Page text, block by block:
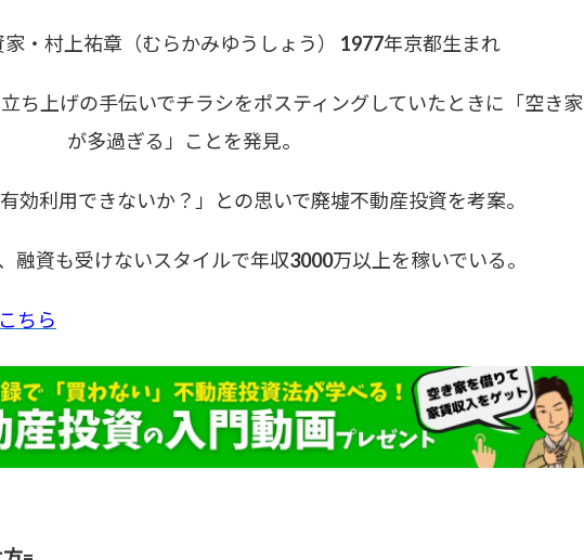
・村上祐章（むらかみゆうしょう） 1977年京都生まれ
ち上げの手伝いでチラシをポスティングしていたときに「空き家
が多過ぎる」ことを発見。
効利用できないか？」との思いで廃墟不動産投資を考案。
融資も受けないスタイルで年収3000万以上を稼いでいる。
こちら